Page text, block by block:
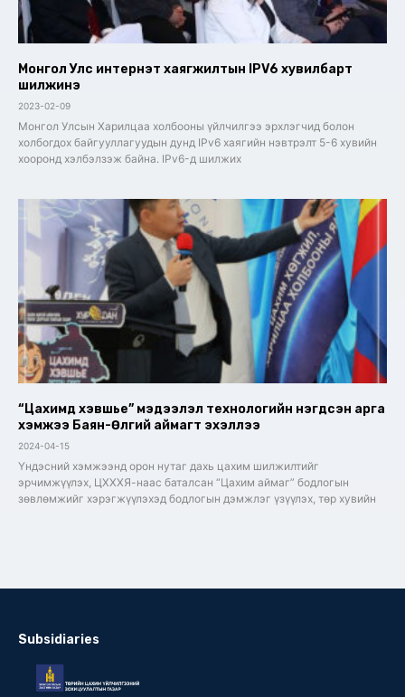
Монгол Улс интернэт хаягжилтын IPV6 хувилбарт
шилжинэ
2023-02-09
Монгол Улсын Харилцаа холбооны үйлчилгээ эрхлэгчид болон
холбогдох байгууллагуудын дунд IPv6 хаягийн нэвтрэлт 5-6 хувийн
хооронд хэлбэлзэж байна. IPv6-д шилжих
“Цахимд хэвшье” мэдээлэл технологийн нэгдсэн арга
хэмжээ Баян-Өлгий аймагт эхэллээ
2024-04-15
Үндэсний хэмжээнд орон нутаг дахь цахим шилжилтийг
эрчимжүүлэх, ЦХХХЯ-наас баталсан “Цахим аймаг” бодлогын
зөвлөмжийг хэрэгжүүлэхэд бодлогын дэмжлэг үзүүлэх, төр хувийн
Subsidiaries